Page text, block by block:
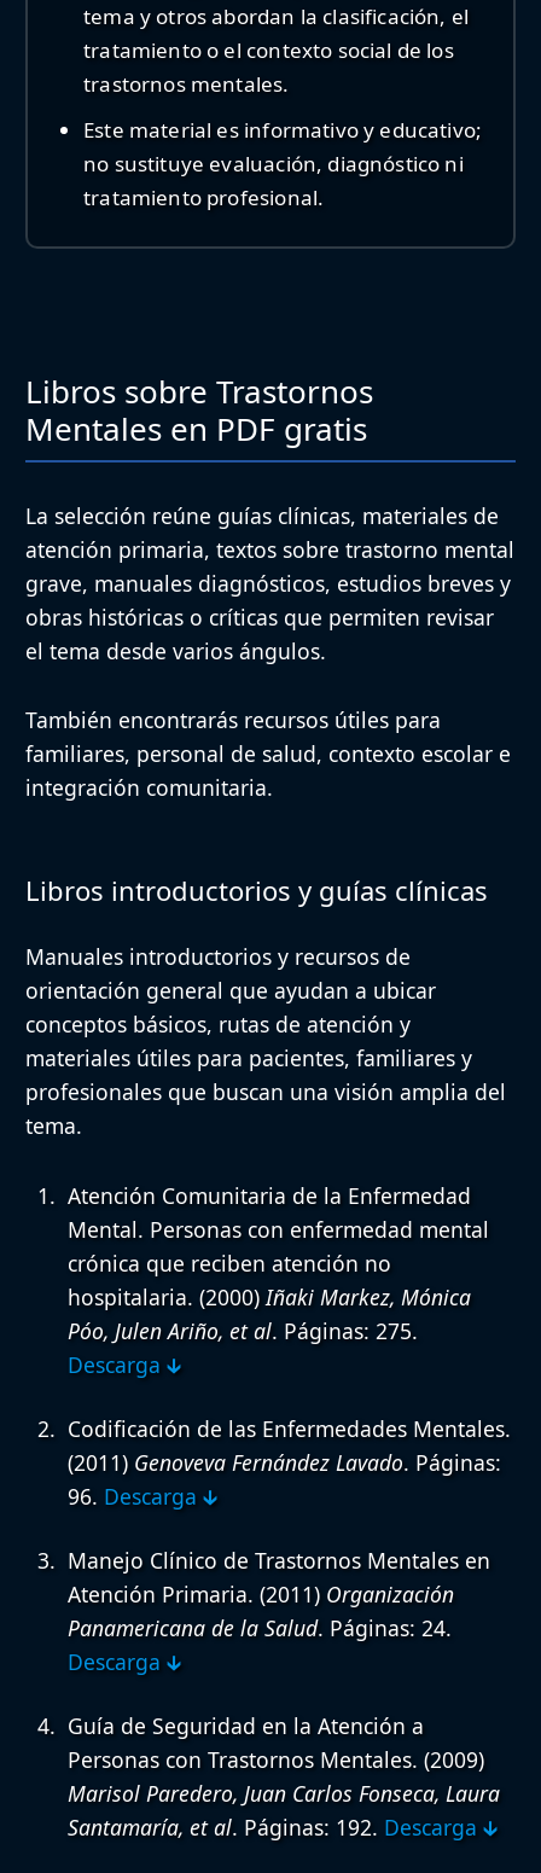
tema y otros abordan la clasificación, el
tratamiento o el contexto social de los
trastornos mentales.
Este material es informativo y educativo;
no sustituye evaluación, diagnóstico ni
tratamiento profesional.
Libros sobre Trastornos
Mentales en PDF gratis
La selección reúne guías clínicas, materiales de
atención primaria, textos sobre trastorno mental
grave, manuales diagnósticos, estudios breves y
obras históricas o críticas que permiten revisar
el tema desde varios ángulos.
También encontrarás recursos útiles para
familiares, personal de salud, contexto escolar e
integración comunitaria.
Libros introductorios y guías clínicas
Manuales introductorios y recursos de
orientación general que ayudan a ubicar
conceptos básicos, rutas de atención y
materiales útiles para pacientes, familiares y
profesionales que buscan una visión amplia del
tema.
Atención Comunitaria de la Enfermedad
Mental. Personas con enfermedad mental
crónica que reciben atención no
hospitalaria. (2000)Iñaki Markez, Mónica
Póo, Julen Ariño, et al. Páginas: 275.
Descarga 🡳
Codificación de las Enfermedades Mentales.
(2011) Genoveva Fernández Lavado. Páginas:
96. Descarga 🡳
Manejo Clínico de Trastornos Mentales en
Atención Primaria. (2011) Organización
Panamericana de la Salud. Páginas: 24.
Descarga 🡳
Guía de Seguridad en la Atención a
Personas con Trastornos Mentales. (2009)
Marisol Paredero, Juan Carlos Fonseca, Laura
Santamaría, et al. Páginas: 192. Descarga 🡳